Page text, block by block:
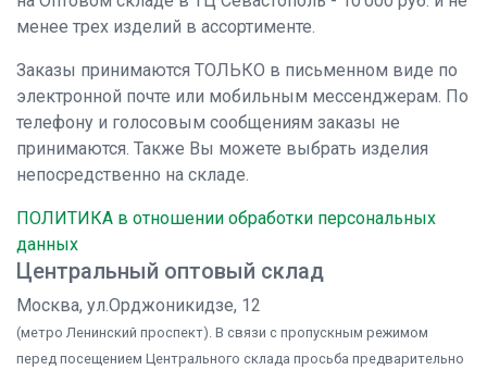
менее трех изделий в ассортименте.
Заказы принимаются ТОЛЬКО в письменном виде по
электронной почте или мобильным мессенджерам. По
телефону и голосовым сообщениям заказы не
принимаются. Также Вы можете выбрать изделия
непосредственно на складе.
ПОЛИТИКА в отношении обработки персональных
данных
Центральный оптовый склад
Москва, ул.Орджоникидзе, 12
(метро Ленинский проспект). В связи с пропускным режимом
перед посещением Центрального склада просьба предварительно